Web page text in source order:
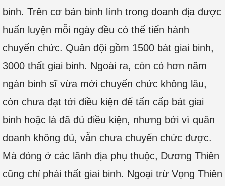
binh. Trên cơ bản binh lính trong doanh địa được
huấn luyện mỗi ngày đều có thể tiến hành
chuyển chức. Quân đội gồm 1500 bát giai binh,
3000 thất giai binh. Ngoài ra, còn có hơn năm
ngàn binh sĩ vừa mới chuyển chức không lâu,
còn chưa đạt tới điều kiện để tấn cấp bát giai
binh hoặc là đã đủ điều kiện, nhưng bởi vì quân
doanh không đủ, vẫn chưa chuyển chức được.
Mà đóng ở các lãnh địa phụ thuộc, Dương Thiên
cũng chỉ phái thất giai binh. Ngoại trừ Vọng Thiên